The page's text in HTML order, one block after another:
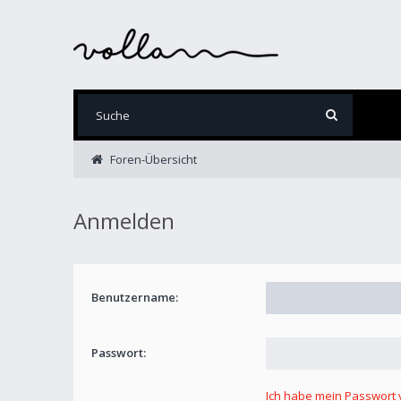
Foren-Übersicht
Anmelden
Benutzername:
Passwort:
Ich habe mein Passwort